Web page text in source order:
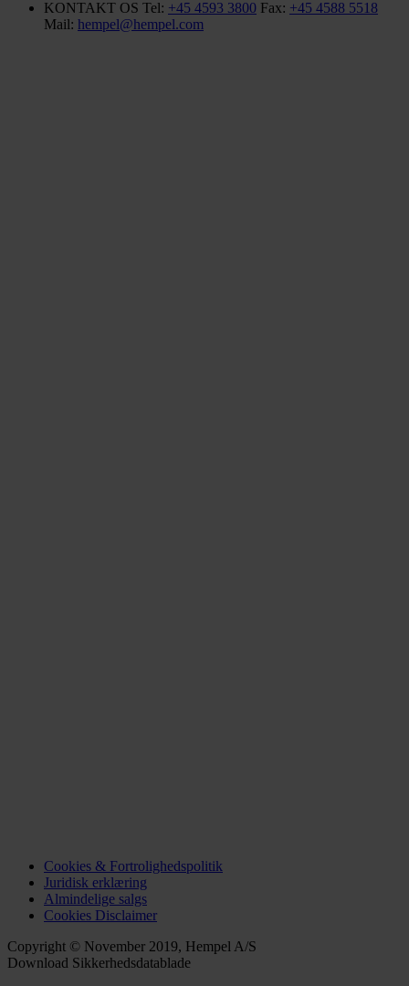
KONTAKT OS Tel: +45 4593 3800 Fax: +45 4588 5518
Mail: hempel@hempel.com
Cookies & Fortrolighedspolitik
Juridisk erklæring
Almindelige salgs
Cookies Disclaimer
Copyright © November 2019, Hempel A/S
Download Sikkerhedsdatablade